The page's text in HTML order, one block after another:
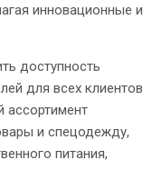
инновационные и
доступность
для всех клиентов
ассортимент
и спецодежду,
питания,